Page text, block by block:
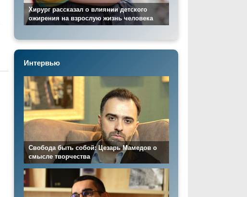
Хирург рассказал о влиянии детского
ожирения на взрослую жизнь человека
Интервью
Свобода быть собой: Цезарь Мамедов о
смысле творчества